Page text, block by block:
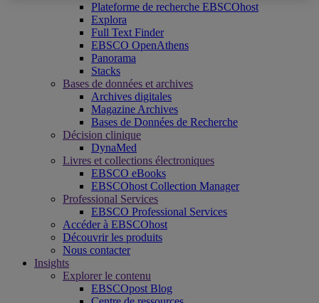
Plateforme de recherche EBSCOhost
Explora
Full Text Finder
EBSCO OpenAthens
Panorama
Stacks
Bases de données et archives
Archives digitales
Magazine Archives
Bases de Données de Recherche
Décision clinique
DynaMed
Livres et collections électroniques
EBSCO eBooks
EBSCOhost Collection Manager
Professional Services
EBSCO Professional Services
Accéder à EBSCOhost
Découvrir les produits
Nous contacter
Insights
Explorer le contenu
EBSCOpost Blog